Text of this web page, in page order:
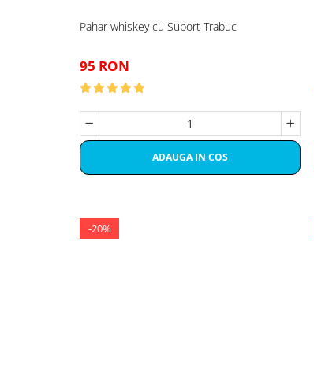
Pahar whiskey cu Suport Trabuc
95 RON
ADAUGA IN COS
-20%